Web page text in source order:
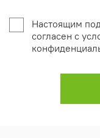
Настоящим
согласен с